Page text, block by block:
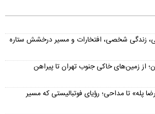
زندگی شخصی، افتخارات و مسیر درخشش ستاره
از زمین‌های خاکی جنوب تهران تا پیراهن
پله» تا مداحی؛ رؤیای فوتبالیستی که مسیر